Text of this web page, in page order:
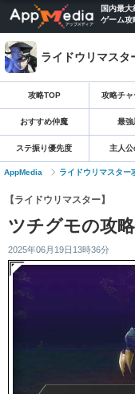
国内最大
ゲーム攻
ライドウリマス
攻略TOP 攻略チ
おすすめ仲魔 最強
ステ振り優先度 主人
AppMedia ライドウリマスタ
【ライドウリマスター】
ツチグモの攻
2025年06月19日13時36分